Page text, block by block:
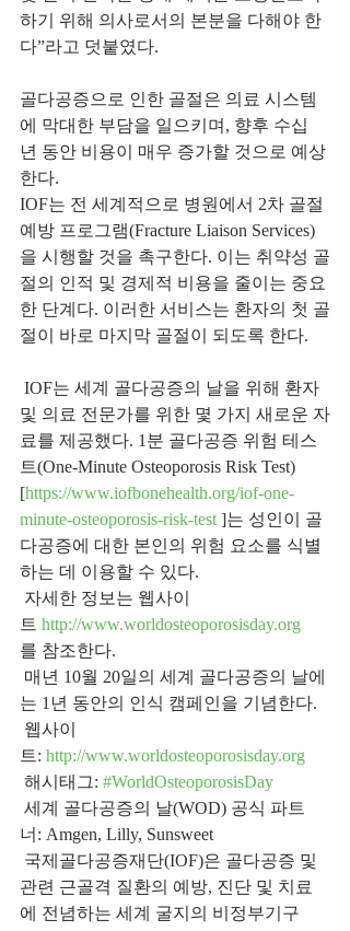
하기 위해 의사로서의 본분을 다해야 한
다”라고 덧붙였다.
골다공증으로 인한 골절은 의료 시스템
에 막대한 부담을 일으키며, 향후 수십
년 동안 비용이 매우 증가할 것으로 예상
한다.
IOF는 전 세계적으로 병원에서 2차 골절
예방 프로그램(Fracture Liaison Services)
을 시행할 것을 촉구한다. 이는 취약성 골
절의 인적 및 경제적 비용을 줄이는 중요
한 단계다. 이러한 서비스는 환자의 첫 골
절이 바로 마지막 골절이 되도록 한다.
및 의료 전문가를 위한 몇 가지 새로운 자
료를 제공했다. 1분 골다공증 위험 테스
트(One-Minute Osteoporosis Risk Test)
[https://www.iofbonehealth.org/iof-one-
minute-osteoporosis-risk-test ]는 성인이 골
다공증에 대한 본인의 위험 요소를 식별
하는 데 이용할 수 있다.
트 http://www.worldosteoporosisday.org
를 참조한다.
는 1년 동안의 인식 캠페인을 기념한다.
트: http://www.worldosteoporosisday.org
해시태그: #WorldOsteoporosisDay
너: Amgen, Lilly, Sunsweet
관련 근골격 질환의 예방, 진단 및 치료
에 전념하는 세계 굴지의 비정부기구